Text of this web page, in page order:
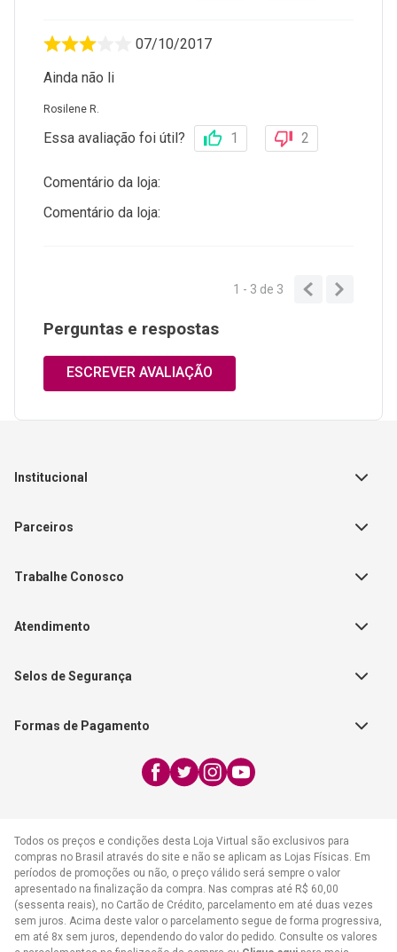
07/10/2017
Ainda não li
Rosilene R.
Essa avaliação foi útil? 1 2
Comentário da loja:
Comentário da loja:
1 - 3 de 3
Perguntas e respostas
ESCREVER AVALIAÇÃO
Institucional
Política de Vendas
Catálogos de Produtos
Parceiros
Editorial Patmos
FAECAD
Trabalhe Conosco
Nossas Lojas
Atendimento
17:30h
WhatsApp:
atendimento@cpad.com.br
Selos de Segurança
Formas de Pagamento
Todos os preços e condições desta Loja Virtual são exclusivos para
compras no Brasil através do site e não se aplicam as Lojas Físicas. Em
períodos de promoções ou não, o preço válido será sempre o valor
apresentado na finalização da compra. Nas compras até R$ 60,00
(sessenta reais), no Cartão de Crédito, parcelamento em até duas vezes
sem juros. Acima deste valor o parcelamento segue de forma progressiva,
em até 8x sem juros, dependendo do valor do pedido. Consulte os valores